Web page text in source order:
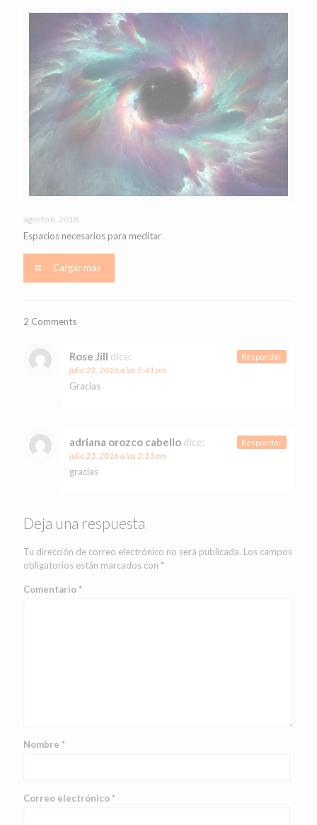
agosto 8, 2018
Espacios necesarios para meditar
Cargar mas
2 Comments
Rose Jill dice:
julio 22, 2016 a las 5:41 pm
Gracias
Responder
adriana orozco cabello dice:
julio 23, 2016 a las 2:13 am
gracias
Responder
Deja una respuesta
Tu dirección de correo electrónico no será publicada. Los campos
obligatorios están marcados con *
Comentario *
Nombre *
Correo electrónico *